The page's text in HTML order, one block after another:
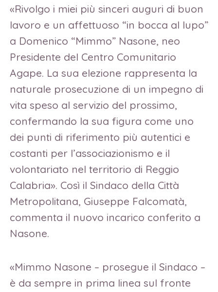
«Rivolgo i miei più sinceri auguri di buon
lavoro e un affettuoso “in bocca al lupo”
a Domenico “Mimmo” Nasone, neo
Presidente del Centro Comunitario
Agape. La sua elezione rappresenta la
naturale prosecuzione di un impegno di
vita speso al servizio del prossimo,
confermando la sua figura come uno
dei punti di riferimento più autentici e
costanti per l’associazionismo e il
volontariato nel territorio di Reggio
Calabria». Così il Sindaco della Città
Metropolitana, Giuseppe Falcomatà,
commenta il nuovo incarico conferito a
Nasone.
«Mimmo Nasone – prosegue il Sindaco –
è da sempre in prima linea sul fronte